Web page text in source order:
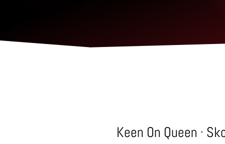
Keen On Queen ·